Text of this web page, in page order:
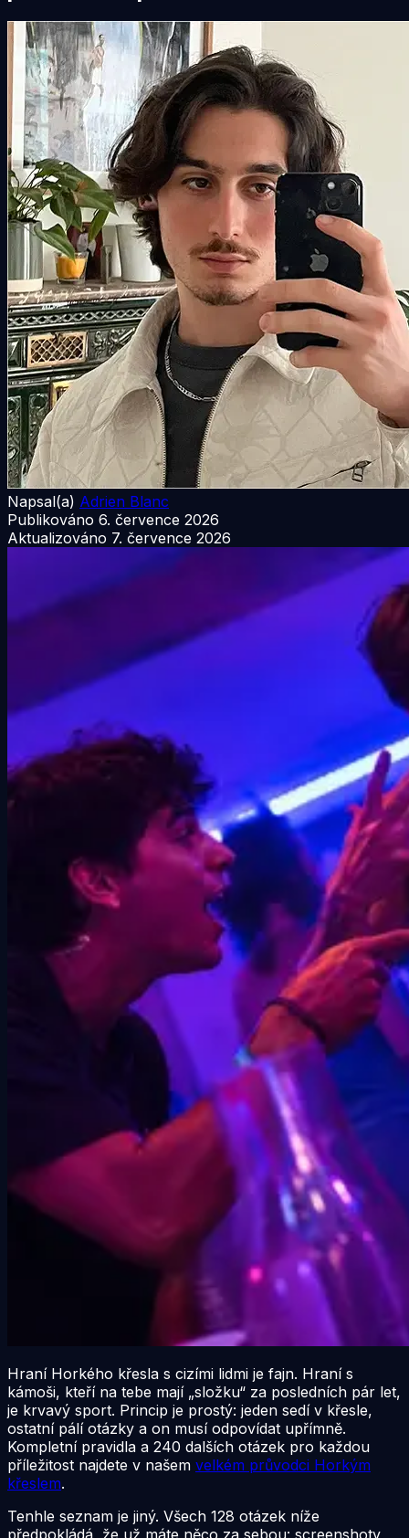
Napsal(a) Adrien Blanc
Publikováno 6. července 2026
Aktualizováno 7. července 2026
Hraní Horkého křesla s cizími lidmi je fajn. Hraní s
kámoši, kteří na tebe mají „složku“ za posledních pár let,
je krvavý sport. Princip je prostý: jeden sedí v křesle,
ostatní pálí otázky a on musí odpovídat upřímně.
Kompletní pravidla a 240 dalších otázek pro každou
příležitost najdete v našem velkém průvodci Horkým
křeslem.
Tenhle seznam je jiný. Všech 128 otázek níže
předpokládá, že už máte něco za sebou: screenshoty,